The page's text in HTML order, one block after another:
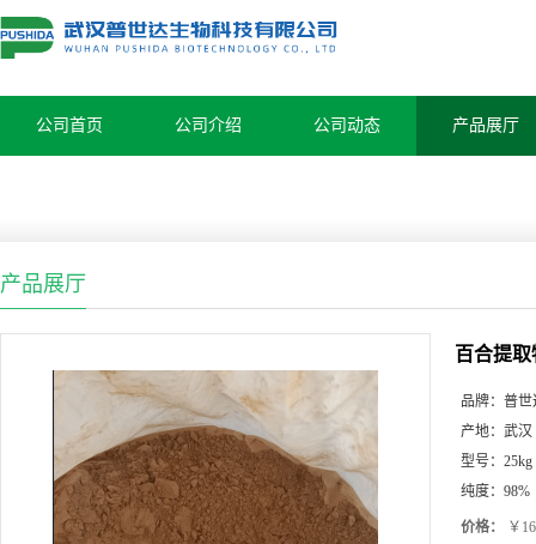
公司首页 公司介绍 公司动态 产品展厅
产品展厅
百合提取
品牌： 普世
产地： 武汉
型号： 25kg
纯度： 98%
价格： ￥